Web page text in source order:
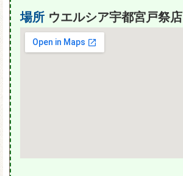
場所 ウエルシア宇都宮戸祭店